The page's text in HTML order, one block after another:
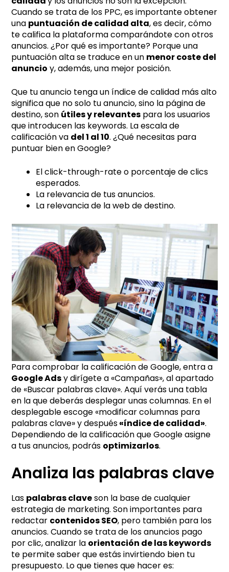
Cuando se trata de los PPC, es importante obtener
una puntuación de calidad alta, es decir, cómo
te califica la plataforma comparándote con otros
anuncios. ¿Por qué es importante? Porque una
puntuación alta se traduce en un menor coste del
anuncio y, además, una mejor posición.
Que tu anuncio tenga un índice de calidad más alto
significa que no solo tu anuncio, sino la página de
destino, son útiles y relevantes para los usuarios
que introducen las keywords. La escala de
calificación va del 1 al 10. ¿Qué necesitas para
puntuar bien en Google?
El click-through-rate o porcentaje de clics
esperados.
La relevancia de tus anuncios.
La relevancia de la web de destino.
Para comprobar la calificación de Google, entra a
Google Adsy dirígete a «Campañas», al apartado
de «Buscar palabras clave». Aquí verás una tabla
en la que deberás desplegar unas columnas. En el
desplegable escoge «modificar columnas para
palabras clave» y después«índice de calidad».
Dependiendo de la calificación que Google asigne
a tus anuncios, podrás optimizarlos.
Analiza las palabras clave
Las palabras claveson la base de cualquier
estrategia de marketing. Son importantes para
redactar contenidos SEO, pero también para los
anuncios. Cuando se trata de los anuncios pago
por clic, analizar la orientación de las keywords
te permite saber que estás invirtiendo bien tu
presupuesto. Lo que tienes que hacer es: